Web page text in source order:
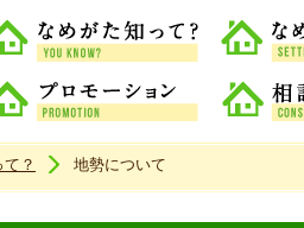
た移住定住促進サイトホームページ
なめがた知
プロモーシ
？ 地勢について